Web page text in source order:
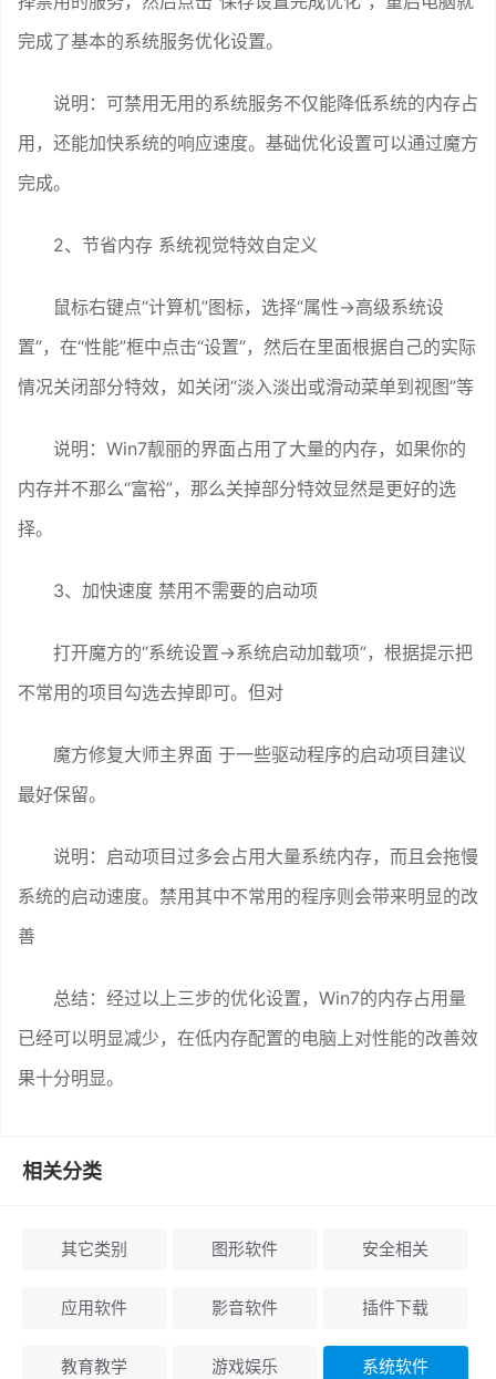
完成了基本的系统服务优化设置。
说明：可禁用无用的系统服务不仅能降低系统的内存占
用，还能加快系统的响应速度。基础优化设置可以通过魔方
完成。
2、节省内存 系统视觉特效自定义
鼠标右键点“计算机”图标，选择“属性→高级系统设
置”，在“性能”框中点击“设置”，然后在里面根据自己的实际
情况关闭部分特效，如关闭“淡入淡出或滑动菜单到视图”等
说明：Win7靓丽的界面占用了大量的内存，如果你的
内存并不那么“富裕”，那么关掉部分特效显然是更好的选
择。
3、加快速度 禁用不需要的启动项
打开魔方的“系统设置→系统启动加载项”，根据提示把
不常用的项目勾选去掉即可。但对
魔方修复大师主界面 于一些驱动程序的启动项目建议
最好保留。
说明：启动项目过多会占用大量系统内存，而且会拖慢
系统的启动速度。禁用其中不常用的程序则会带来明显的改
善
总结：经过以上三步的优化设置，Win7的内存占用量
已经可以明显减少，在低内存配置的电脑上对性能的改善效
果十分明显。
相关分类
其它类别 图形软件 安全相关
应用软件 影音软件 插件下载
教育教学 游戏娱乐 系统软件